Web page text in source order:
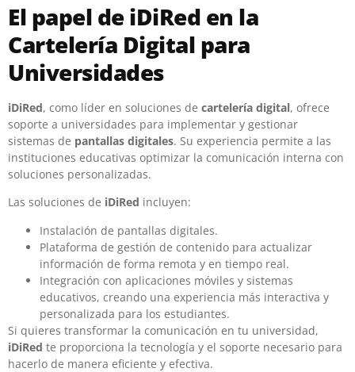
El papel de iDiRed en la
Cartelería Digital para
Universidades
iDiRed, como líder en soluciones de cartelería digital, ofrece
soporte a universidades para implementar y gestionar
sistemas de pantallas digitales. Su experiencia permite a las
instituciones educativas optimizar la comunicación interna con
soluciones personalizadas.
Las soluciones de iDiRed incluyen:
Instalación de pantallas digitales.
Plataforma de gestión de contenido para actualizar
información de forma remota y en tiempo real.
Integración con aplicaciones móviles y sistemas
educativos, creando una experiencia más interactiva y
personalizada para los estudiantes.
Si quieres transformar la comunicación en tu universidad,
iDiRed te proporciona la tecnología y el soporte necesario para
hacerlo de manera eficiente y efectiva.